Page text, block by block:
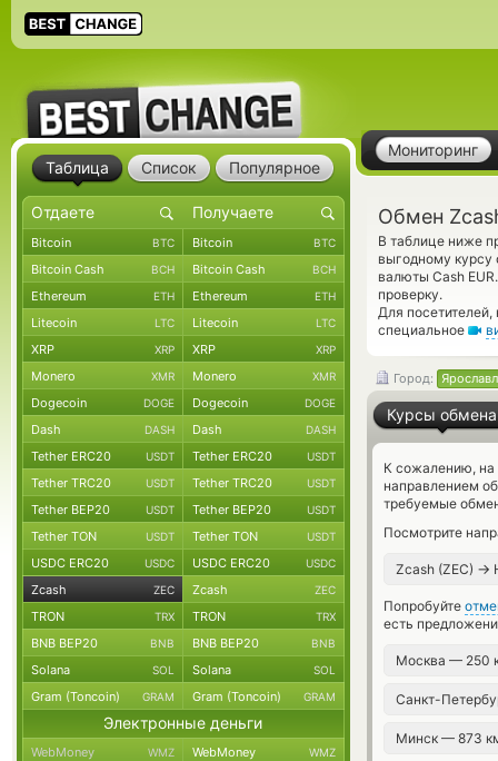
Мониторинг
Обмен
В таблице ниже
выгодному курсу
валюты Cash
проверку.
Для
специальное
Город:
Курсы обмена
К сожалению, на
направлением
требуемые
Посмотрите
Zcash (ZEC) →
Попробуйте
есть
Москва — 250
Санкт-
Минск — 873
Таблица Список Популярное
Bitcoin BTC Bitcoin BTC
Bitcoin Cash BCH Bitcoin Cash BCH
Ethereum ETH Ethereum ETH
Litecoin LTC Litecoin LTC
XRP XRP XRP XRP
Monero XMR Monero XMR
Dogecoin DOGE Dogecoin DOGE
Dash DASH Dash DASH
Tether ERC20 USDT Tether ERC20 USDT
Tether TRC20 USDT Tether TRC20 USDT
Tether BEP20 USDT Tether BEP20 USDT
Tether TON USDT Tether TON USDT
USDC ERC20 USDC USDC ERC20 USDC
Zcash ZEC Zcash ZEC
TRON TRX TRON TRX
BNB BEP20 BNB BNB BEP20 BNB
Solana SOL Solana SOL
Gram (Toncoin) GRAM Gram (Toncoin) GRAM
Электронные деньги
WebMoney WMZ WebMoney WMZ